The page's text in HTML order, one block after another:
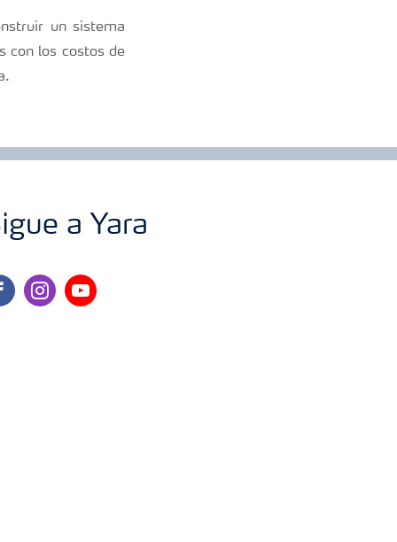
un sistema
con los costos de
a Yara
instagram
youtube